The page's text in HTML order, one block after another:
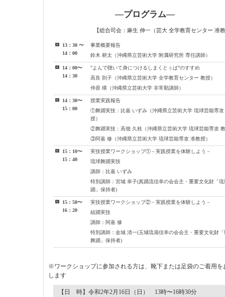
―プログラム―
【総合司会：麻生 伸一（芸大 全学教育センター 准
13：30 〜
14：00
事業概要報告
鈴木 耕太（沖縄県立芸術大学 附属研究所 専任講師）
14：00〜
14：30
”よんで聴いて身につけるしまくとぅば”のすすめ
高良 則子（沖縄県立芸術大学 全学教育センター 教授）
仲原 穣（沖縄県立芸術大学 非常勤講師）
14：30〜
15：00
授業実践報告
①舞踊実技：比嘉 いずみ（沖縄県立芸術大学 琉球芸能専攻
授）
②舞踊実技：高嶺 久枝（沖縄県立芸術大学 琉球芸能専攻
③阿嘉 修（沖縄県立芸術大学 琉球芸能専攻 准教授）
15：10〜
15：40
実技授業ワークショップ①－実践授業を体験しよう－
琉球舞踊実技
講師：比嘉 いずみ
特別講師：宮城 幸子(真踊流佳幸の会会主・重要文化財「琉
踊」保持者)
15：50〜
16：20
実技授業ワークショップ②－実践授業を体験しよう－
組踊実技
講師：阿嘉 修
特別講師：金城 清一(玉城琉扇佳幸の会会主・重要文化財「
舞踊」保持者)
※ワークショップに参加される方は、靴下または足袋のご着用を
します
【日 時】令和2年2月16日（日） 13時〜16時30分